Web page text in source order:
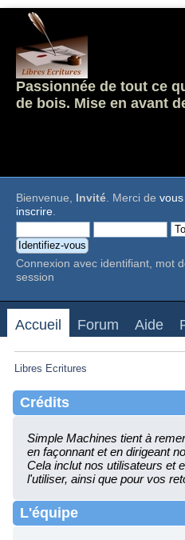
Passionnée de tout ce
de bois. Mise en avant
Bienvenue, Invité. Merci de
inscrire.
Connexion avec identifiant, mot
session
Accueil Forum Aide
Libres Ecritures
Crédits
Simple Machines tient à
en façonnant et en dirigeant
Cela inclut nos utilisateurs et
l'utiliser, ainsi que pour vos
L'équipe